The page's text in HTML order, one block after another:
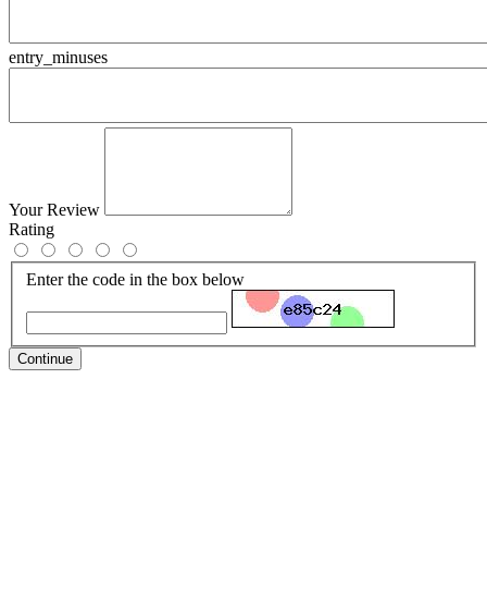
entry_minuses
Your Review
Rating
Enter the code in the box below
Continue